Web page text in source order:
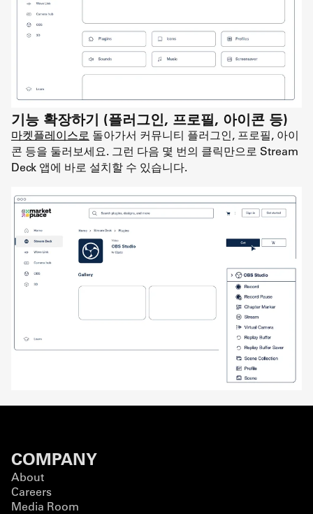
기능 확장하기 (플러그인, 프로필, 아이콘 등)
마켓플레이스로 돌아가서 커뮤니티 플러그인, 프로필, 아이
콘 등을 둘러보세요. 그런 다음 몇 번의 클릭만으로 Stream
Deck 앱에 바로 설치할 수 있습니다.
COMPANY
About
Careers
Media Room